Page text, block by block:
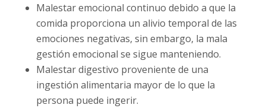
Malestar emocional continuo debido a que la
comida proporciona un alivio temporal de las
emociones negativas, sin embargo, la mala
gestión emocional se sigue manteniendo.
Malestar digestivo proveniente de una
ingestión alimentaria mayor de lo que la
persona puede ingerir.